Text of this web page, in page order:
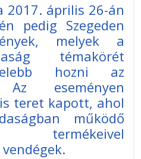
2017. április 26-án
pedig Szegeden
melyek a
témakörét
hozni az
Az eseményen
teret kapott, ahol
működő
termékeivel